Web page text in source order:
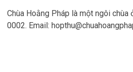
Chùa Hoằng Pháp là một ngôi chùa
0002. Email: